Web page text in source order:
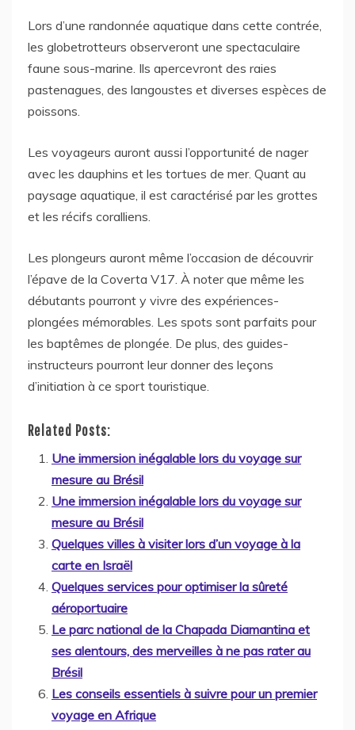
Lors d’une randonnée aquatique dans cette contrée,
les globetrotteurs observeront une spectaculaire
faune sous-marine. Ils apercevront des raies
pastenagues, des langoustes et diverses espèces de
poissons.
Les voyageurs auront aussi l’opportunité de nager
avec les dauphins et les tortues de mer. Quant au
paysage aquatique, il est caractérisé par les grottes
et les récifs coralliens.
Les plongeurs auront même l’occasion de découvrir
l’épave de la Coverta V17. À noter que même les
débutants pourront y vivre des expériences-
plongées mémorables. Les spots sont parfaits pour
les baptêmes de plongée. De plus, des guides-
instructeurs pourront leur donner des leçons
d’initiation à ce sport touristique.
Related Posts:
Une immersion inégalable lors du voyage sur
mesure au Brésil
Une immersion inégalable lors du voyage sur
mesure au Brésil
Quelques villes à visiter lors d’un voyage à la
carte en Israël
Quelques services pour optimiser la sûreté
aéroportuaire
Le parc national de la Chapada Diamantina et
ses alentours, des merveilles à ne pas rater au
Brésil
Les conseils essentiels à suivre pour un premier
voyage en Afrique